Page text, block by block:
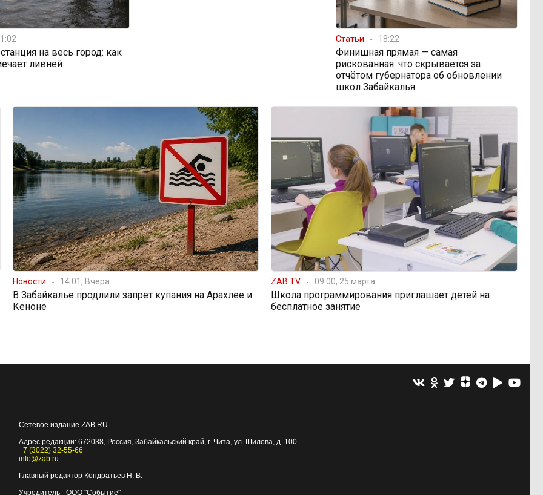
на весь город: как
ливней
Статьи 18:22
Финишная прямая — самая
рискованная: что скрывается за
отчётом губернатора об обновлении
школ Забайкалья
Новости 14:01, Вчера
В Забайкалье продлили запрет купания на Арахлее и
Кеноне
ZAB.TV 09:00, 25 марта
Школа программирования приглашает детей на
бесплатное занятие
Сетевое издание ZAB.RU
Адрес редакции: 672038, Россия, Забайкальский край, г. Чита, ул. Шилова, д. 100
+7 (3022) 32-55-66
info@zab.ru
Главный редактор Кондратьев Н. В.
Учредитель - ООО "Событие"